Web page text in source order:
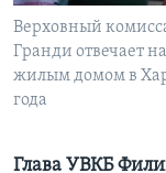
Языки
Верховный
Гранди отвечает
жилым домом в
года
Глава УВКБ